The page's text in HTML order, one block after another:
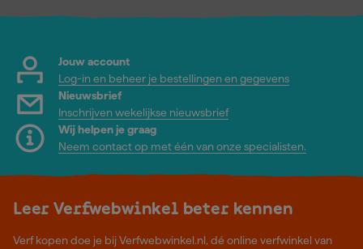
Jouw account
Log-in en beheer je bestellingen en gegevens
Nieuwsbrief
Inschrijven wekelijkse nieuwsbrief
Wij helpen je graag
Neem contact op met één van onze specialisten.
Leer Verfwebwinkel beter kennen
Verf kopen doe je bij Verfwebwinkel.nl, dé online verfwinkel van